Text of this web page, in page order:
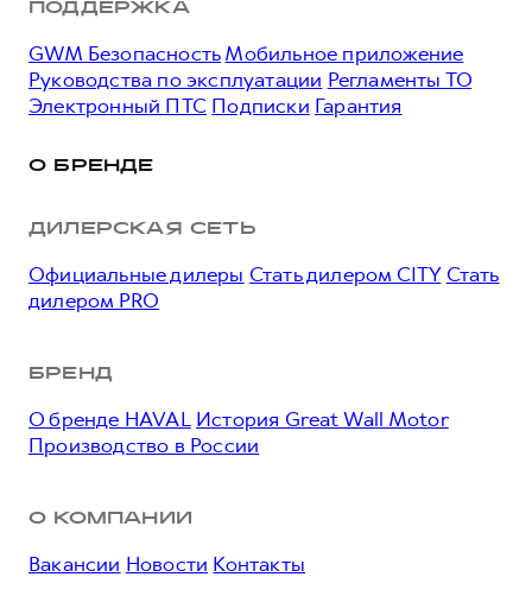
ПОДДЕРЖКА
GWM БезопасностьМобильное приложение
Руководства по эксплуатации Регламенты ТО
Электронный ПТС Подписки Гарантия
О БРЕНДЕ
ДИЛЕРСКАЯ СЕТЬ
Официальные дилеры Стать дилером CITY Стать
дилером PRO
БРЕНД
О бренде HAVAL История Great Wall Motor
Производство в России
О КОМПАНИИ
Вакансии Новости Контакты